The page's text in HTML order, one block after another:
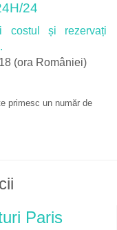
24
costul și rezervați
(ora României)
primesc un număr de
Paris